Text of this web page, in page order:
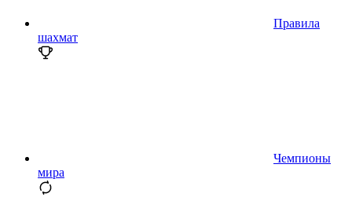
Правила
шахмат
Чемпионы
мира